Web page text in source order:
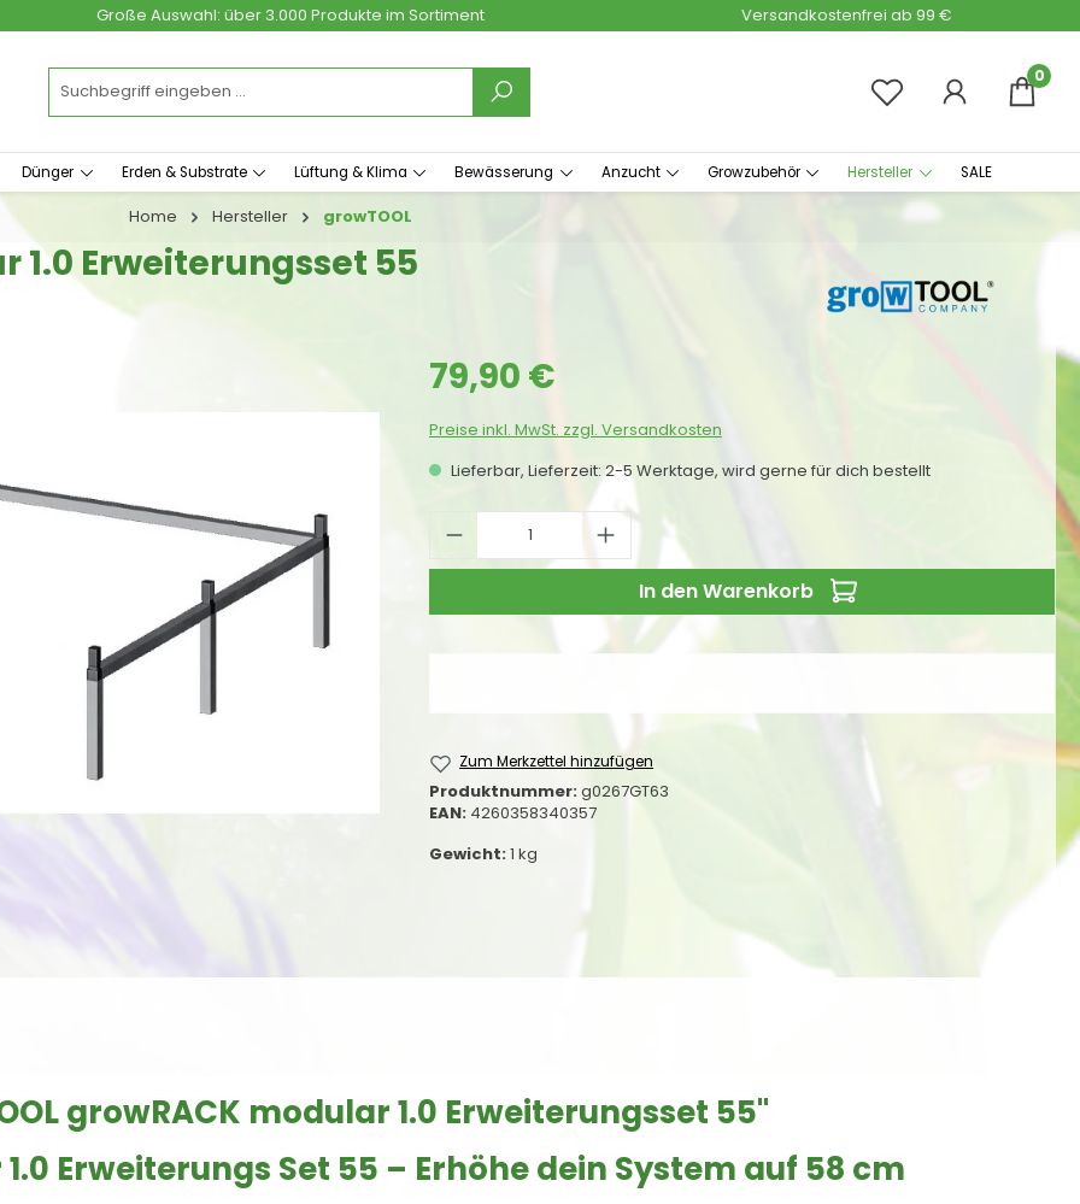
Große Auswahl: über 3.000 Produkte im Sortiment Versandkostenfrei ab 99 €
0
Dünger Erden & Substrate Lüftung & Klima Bewässerung Anzucht Growzubehör Hersteller SALE
Home Hersteller growTOOL
1.0 Erweiterungsset 55
Regulärer Preis:
79,90 €
Preise inkl. MwSt. zzgl. Versandkosten
Lieferbar, Lieferzeit: 2-5 Werktage, wird gerne für dich bestellt
Produkt Anzahl: Gib den gewünschten
In den Warenkorb
Zum Merkzettel hinzufügen
Produktnummer:g0267GT63
EAN: 4260358340357
Gewicht: 1 kg
growRACK modular 1.0 Erweiterungsset 55"
Erweiterungs Set 55 – Erhöhe dein System auf 58 cm